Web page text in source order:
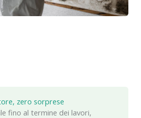
zero sorprese
fino al termine dei lavori,